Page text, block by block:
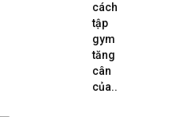
cách
tập
gym
tăng
cân
của...